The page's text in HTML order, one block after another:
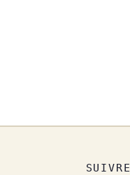
SUIVRE